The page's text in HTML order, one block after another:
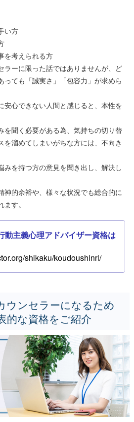
い方
を考えられる方
ラーに限った話ではありませんが、ど
っても「誠実さ」「包容力」が求めら
安心できない人間と感じると、本性を
を聞く必要がある為、気持ちの切り替
を溜めてしまいがちな方には、不向き
みを持つ方の意見を聞き出し、解決し
神的余裕や、様々な状況でも総合的に
す。
動主義心理アドバイザー資格は
shikaku/koudoushinri/
ウンセラーになるため
的な資格をご紹介